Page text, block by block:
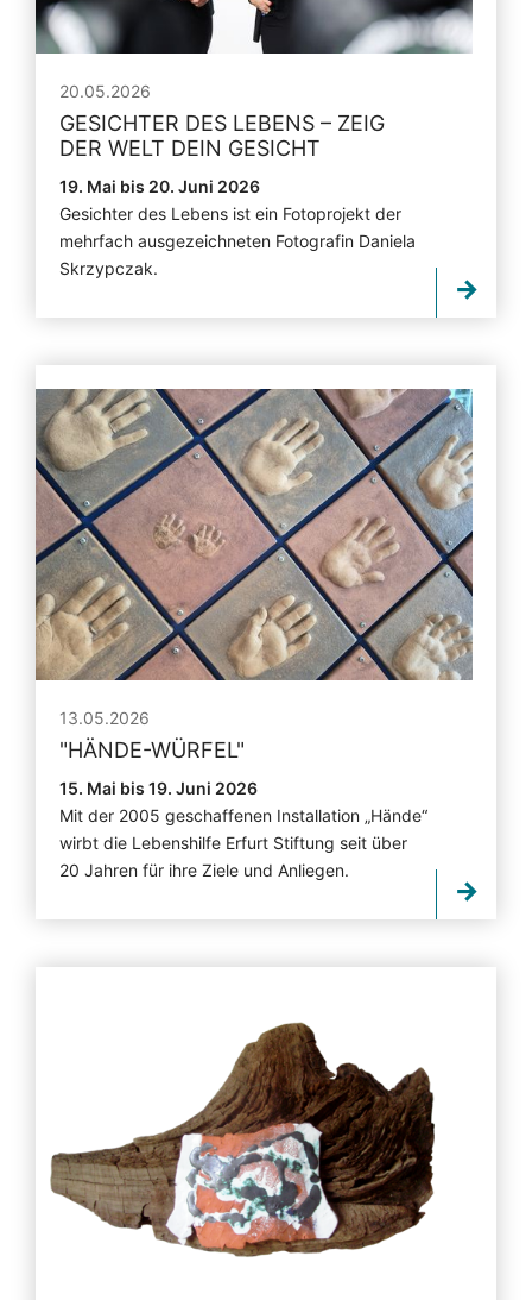
20.05.2026
GESICHTER DES LEBENS – ZEIG
DER WELT DEIN GESICHT
19. Mai bis 20. Juni 2026
Gesichter des Lebens ist ein Fotoprojekt der
mehrfach ausgezeichneten Fotografin Daniela
Skrzypczak.
13.05.2026
"HÄNDE-WÜRFEL"
15. Mai bis 19. Juni 2026
Mit der 2005 geschaffenen Installation „Hände“
wirbt die Lebenshilfe Erfurt Stiftung seit über
20 Jahren für ihre Ziele und Anliegen.